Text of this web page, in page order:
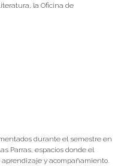
la Oficina de
durante el semestre en
Parras, espacios donde el
y acompañamiento.